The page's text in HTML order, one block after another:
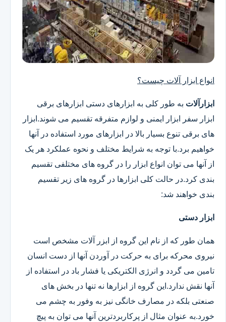
انواع ابزار آلات چیست؟
ابزارآلات به طور کلی به ابزارهای دستی ابزارهای برقی
ابزار سفر ابزار ایمنی و لوازم متفرقه تقسیم می شوند.ابزار
های برقی تنوع بسیار بالا در ابزارهای مورد استفاده در آنها
خواهیم برد.با توجه به شرایط مختلف و نحوه عملکرد هر یک
از آنها می توان انواع ابزار را در گروه های مختلفی تقسیم
بندی کرد.در حالت کلی ابزارها در گروه های زیر تقسیم
بندی خواهند شد:
ابزار دستی
همان طور که از نام این گروه از ابزر آلات مشخص است
نیروی محرکه برای به حرکت در آوردن آنها از دست انسان
تامین می گردد و انرژی الکتریکی یا فشار باد در استفاده از
آنها نقش ندارد.این گروه از ابزارها نه تنها در بخش های
صنعتی بلکه در مصارف خانگی نیز به وفور به چشم می
خورد.به عنوان مثال از پرکاربردترین آنها می توان به پیچ